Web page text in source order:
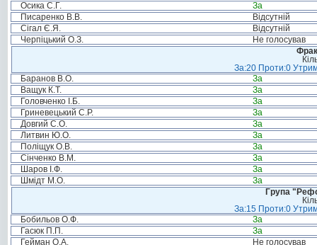
Осика С.Г.
За
Писаренко В.В.
Відсутній
Сігал Є.Я.
Відсутній
Черпіцький О.З.
Не голосував
За:20 Проти:0
Баранов В.О.
За
Ващук К.Т.
За
Головченко І.Б.
За
Гриневецький С.Р.
За
Довгий С.О.
За
Литвин Ю.О.
За
Поліщук О.В.
За
Сінченко В.М.
За
Шаров І.Ф.
За
Шмідт М.О.
За
Група
За:15 Проти:0
Бобильов О.Ф.
За
Гасюк П.П.
За
Гейман О.А.
Не голосував